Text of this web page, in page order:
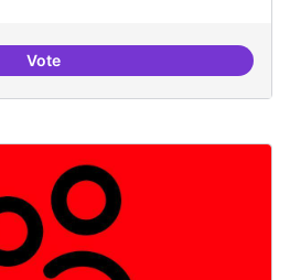
VoteCol·laboració amb Torre